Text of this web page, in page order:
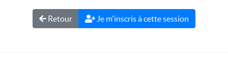
Retour Je m'inscris à cette session